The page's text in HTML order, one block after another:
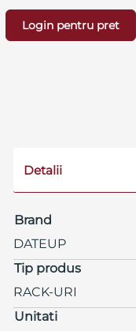
Login pentru pret
Detalii
Brand
DATEUP
Tip produs
RACK-URI
Unitati